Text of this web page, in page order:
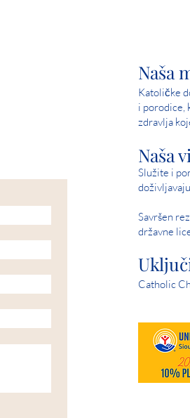
Katoličke
i porodice,
zdravlja
Naša
Naša
Služite i
Savršen
državne
Catholic